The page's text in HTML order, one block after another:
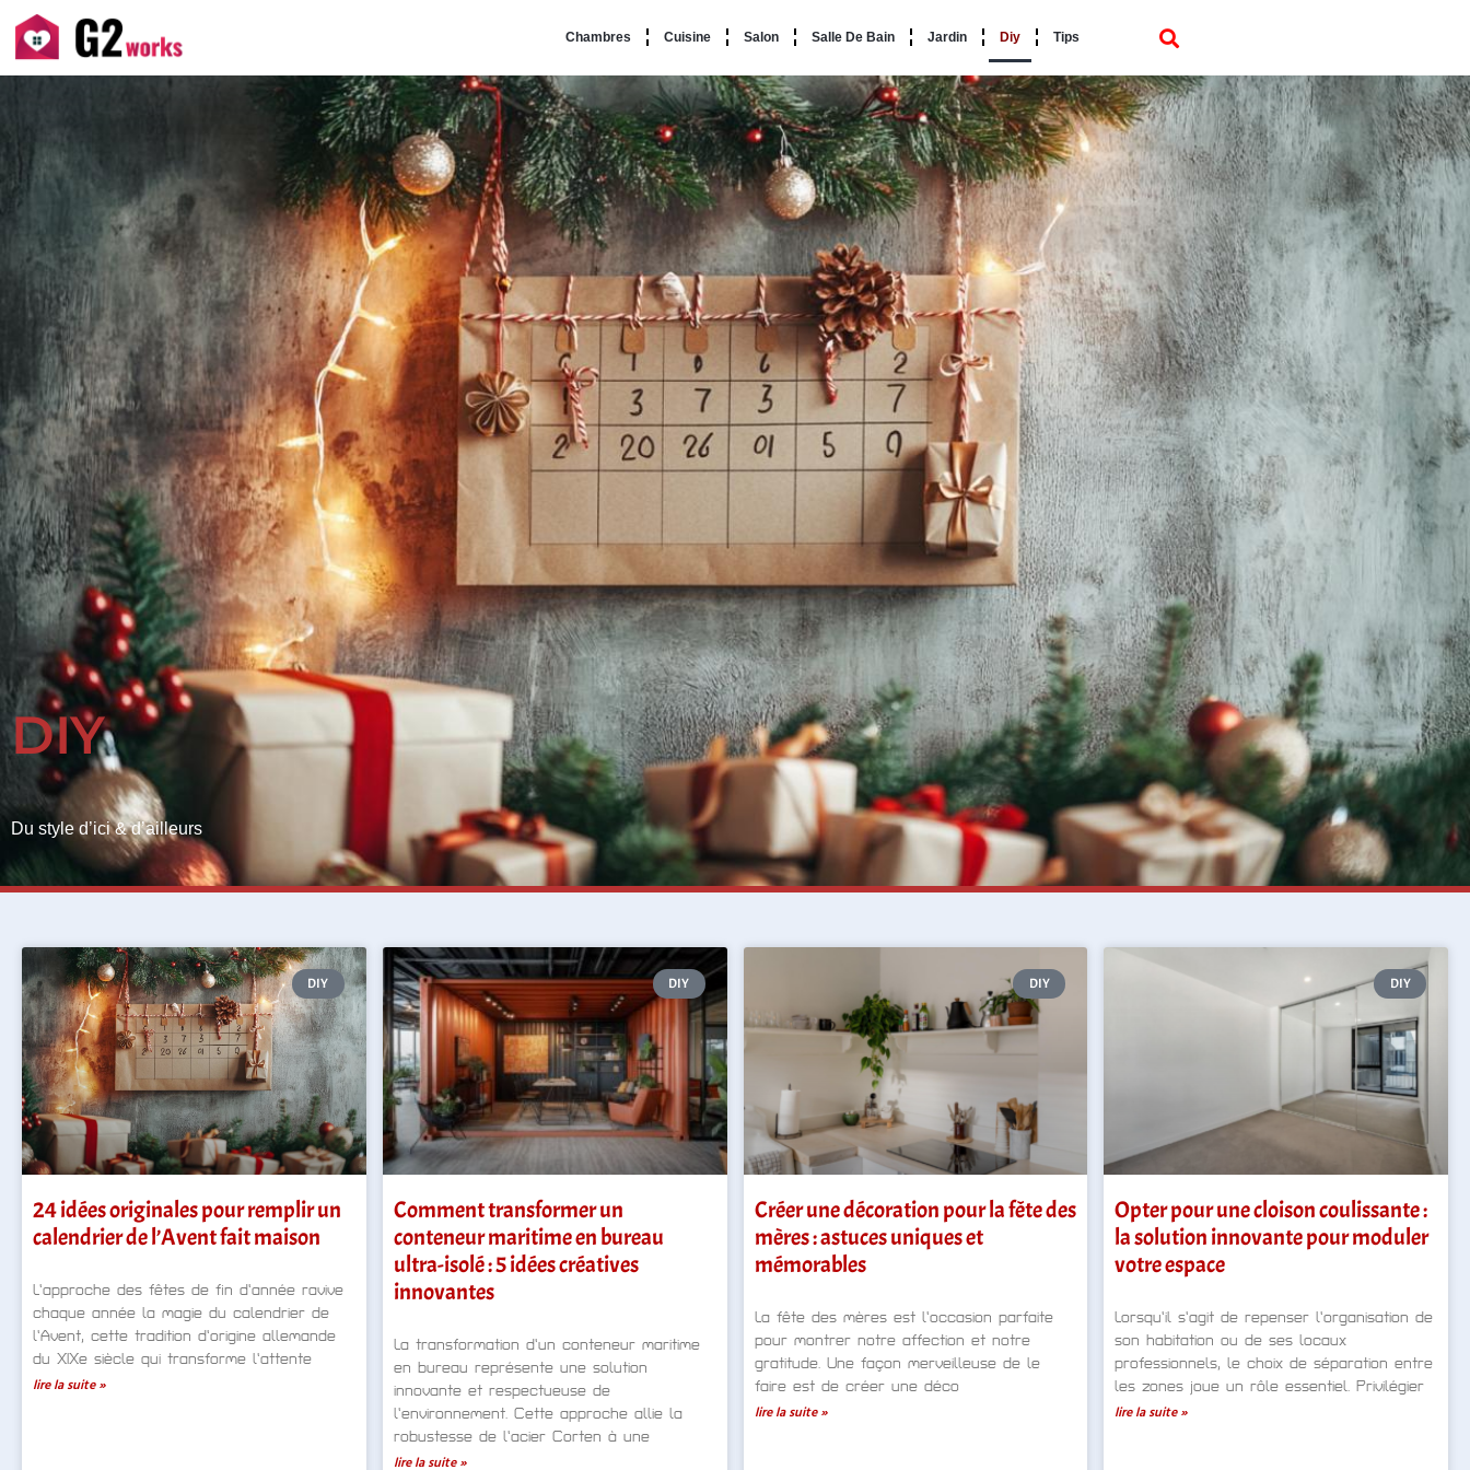
Chambres Cuisine Salon Salle De Bain Jardin Diy Tips
DIY
Du style d’ici & d’ailleurs
DIY
24 idées originales pour remplir un
calendrier de l’Avent fait maison
L’approche des fêtes de fin d’année ravive
chaque année la magie du calendrier de
l’Avent, cette tradition d’origine allemande
du XIXe siècle qui transforme l’attente
lire la suite »
DIY
Comment transformer un
conteneur maritime en bureau
ultra-isolé : 5 idées créatives
innovantes
La transformation d’un conteneur maritime
en bureau représente une solution
innovante et respectueuse de
l’environnement. Cette approche allie la
robustesse de l’acier Corten à une
lire la suite »
DIY
Créer une décoration pour la fête des
mères : astuces uniques et
mémorables
La fête des mères est l’occasion parfaite
pour montrer notre affection et notre
gratitude. Une façon merveilleuse de le
faire est de créer une déco
lire la suite »
DIY
Opter pour une cloison coulissante :
la solution innovante pour moduler
votre espace
Lorsqu’il s’agit de repenser l’organisation de
son habitation ou de ses locaux
professionnels, le choix de séparation entre
les zones joue un rôle essentiel. Privilégier
lire la suite »